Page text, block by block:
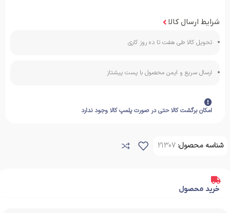
شرایط ارسال کالا
تحویل کالا طی هفت تا ده روز کاری
ارسال سریع و ایمن محصول با پست پیشتاز
امکان برگشت کالا حتی در صورت پلمپ کالا وجود ندارد
شناسه محصول: 21307
خرید محصول